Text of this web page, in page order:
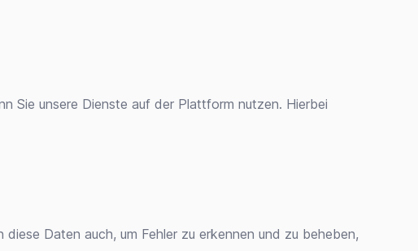
Sie unsere Dienste auf der Plattform nutzen. Hierbei
Daten auch, um Fehler zu erkennen und zu beheben,